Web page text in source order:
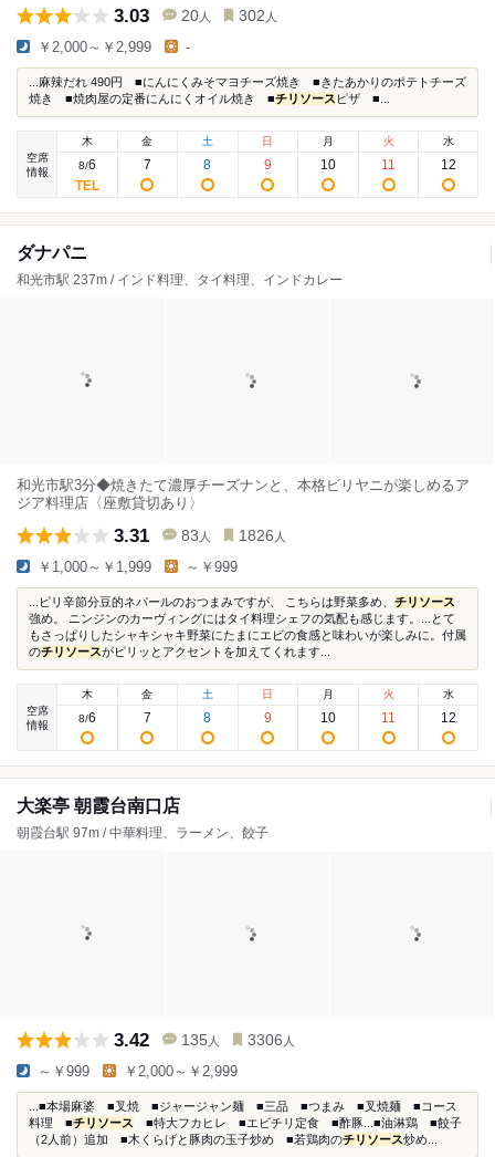
3.03 20 人 302 人
￥2,000～￥2,999 -
...麻辣だれ 490円 ■にんにくみそマヨチーズ焼き ■きたあかりのポテトチーズ
焼き ■焼肉屋の定番にんにくオイル焼き ■チリソース ピザ ■...
空席
情報
木
8/6
金
7
土
8
日
9
月
10
火
11
水
12
ダナパニ
和光市駅 237m / インド料理、タイ料理、インドカレー
和光市駅3分◆焼きたて濃厚チーズナンと、本格ビリヤニが楽しめるア
ジア料理店〈座敷貸切あり〉
3.31 83 人 1826 人
￥1,000～￥1,999 ～￥999
...ピリ辛節分豆的ネパールのおつまみですが、 こちらは野菜多め、 チリソース
強め。 ニンジンのカーヴィングにはタイ料理シェフの気配も感じます。...とて
もさっぱりしたシャキシャキ野菜にたまにエビの食感と味わいが楽しみに。付属
のチリソースがピリッとアクセントを加えてくれます...
空席
情報
木
8/6
金
7
土
8
日
9
月
10
火
11
水
12
大楽亭 朝霞台南口店
朝霞台駅 97m / 中華料理、ラーメン、餃子
3.42 135 人 3306 人
～￥999 ￥2,000～￥2,999
...■本場麻婆 ■叉焼 ■ジャージャン麺 ■三品 ■つまみ ■叉焼麺 ■コース
料理 ■チリソース ■特大フカヒレ ■エビチリ定食 ■酢豚...■油淋鶏 ■餃子
（2人前）追加 ■木くらげと豚肉の玉子炒め ■若鶏肉のチリソース炒め...